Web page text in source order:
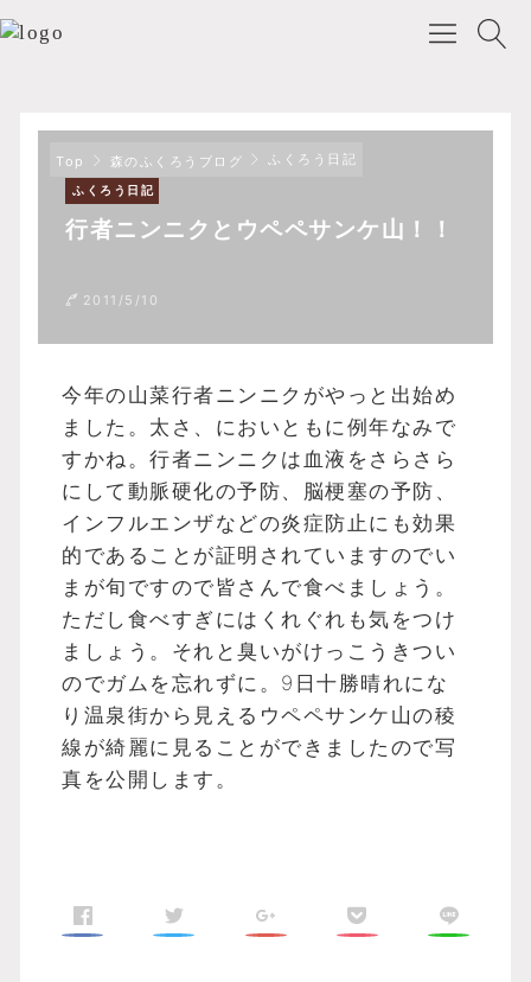
Top 森のふくろうブログ ふくろう日記
ふくろう日記
行者ニンニクとウペペサンケ山！！
2011/5/10
今年の山菜行者ニンニクがやっと出始め
ました。太さ、においともに例年なみで
すかね。行者ニンニクは血液をさらさら
にして動脈硬化の予防、脳梗塞の予防、
インフルエンザなどの炎症防止にも効果
的であることが証明されていますのでい
まが旬ですので皆さんで食べましょう。
ただし食べすぎにはくれぐれも気をつけ
ましょう。それと臭いがけっこうきつい
のでガムを忘れずに。9日十勝晴れにな
り温泉街から見えるウペペサンケ山の稜
線が綺麗に見ることができましたので写
真を公開します。